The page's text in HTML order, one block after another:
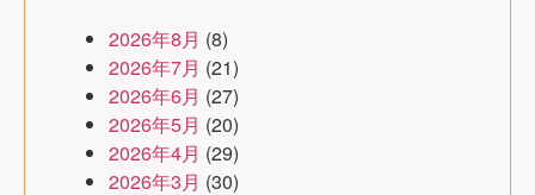
2026年8月 (8)
2026年7月 (21)
2026年6月 (27)
2026年5月 (20)
2026年4月 (29)
2026年3月 (30)